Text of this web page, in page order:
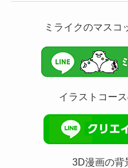
ミライクのマスコ
イラストコー
3D漫画の背